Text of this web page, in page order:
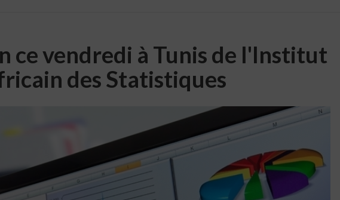
ce vendredi à Tunis de l'Institut
des Statistiques